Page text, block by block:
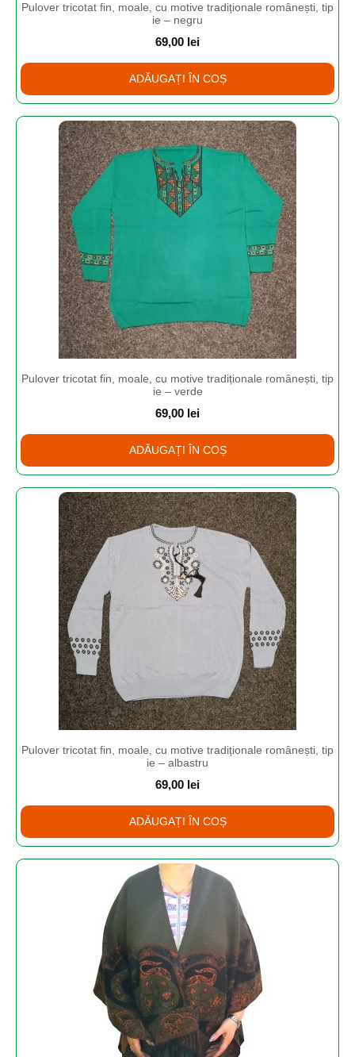
Pulover tricotat fin, moale, cu motive tradiționale românești, tip
ie – negru
69,00 lei
ADĂUGAȚI ÎN COȘ
Pulover tricotat fin, moale, cu motive tradiționale românești, tip
ie – verde
69,00 lei
ADĂUGAȚI ÎN COȘ
Pulover tricotat fin, moale, cu motive tradiționale românești, tip
ie – albastru
69,00 lei
ADĂUGAȚI ÎN COȘ